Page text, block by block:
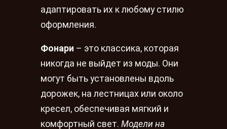
адаптировать их к любому стилю
оформления.
Фонари – это классика, которая
никогда не выйдет из моды. Они
могут быть установлены вдоль
дорожек, на лестницах или около
кресел, обеспечивая мягкий и
комфортный свет. Модели на